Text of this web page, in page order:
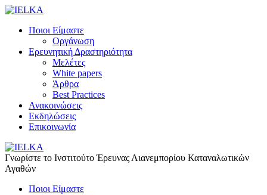
Ποιοι Είμαστε
Οργάνωση
Ερευνητική Δραστηριότητα
Μελέτες
White papers
Άρθρα
Best Practices
Ανακοινώσεις
Εκδηλώσεις
Επικοινωνία
Γνωρίστε το Iνστιτούτο Έρευνας Λιανεμπορίου Καταναλωτικών
Αγαθών
Ποιοι Είμαστε